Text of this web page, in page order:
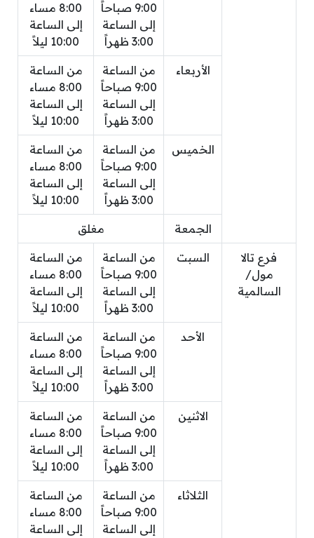
9:00 صباحاً
إلى الساعة
3:00 ظهراً
8:00 مساء
إلى الساعة
10:00 ليلاً
الأربعاء
من الساعة
9:00 صباحاً
إلى الساعة
3:00 ظهراً
من الساعة
8:00 مساء
إلى الساعة
10:00 ليلاً
الخميس
من الساعة
9:00 صباحاً
إلى الساعة
3:00 ظهراً
من الساعة
8:00 مساء
إلى الساعة
10:00 ليلاً
الجمعة مغلق
فرع تالا
مول/
السالمية
السبت
من الساعة
9:00 صباحاً
إلى الساعة
3:00 ظهراً
من الساعة
8:00 مساء
إلى الساعة
10:00 ليلاً
الأحد
من الساعة
9:00 صباحاً
إلى الساعة
3:00 ظهراً
من الساعة
8:00 مساء
إلى الساعة
10:00 ليلاً
الاثنين
من الساعة
9:00 صباحاً
إلى الساعة
3:00 ظهراً
من الساعة
8:00 مساء
إلى الساعة
10:00 ليلاً
الثلاثاء
من الساعة
9:00 صباحاً
إلى الساعة
من الساعة
8:00 مساء
إلى الساعة